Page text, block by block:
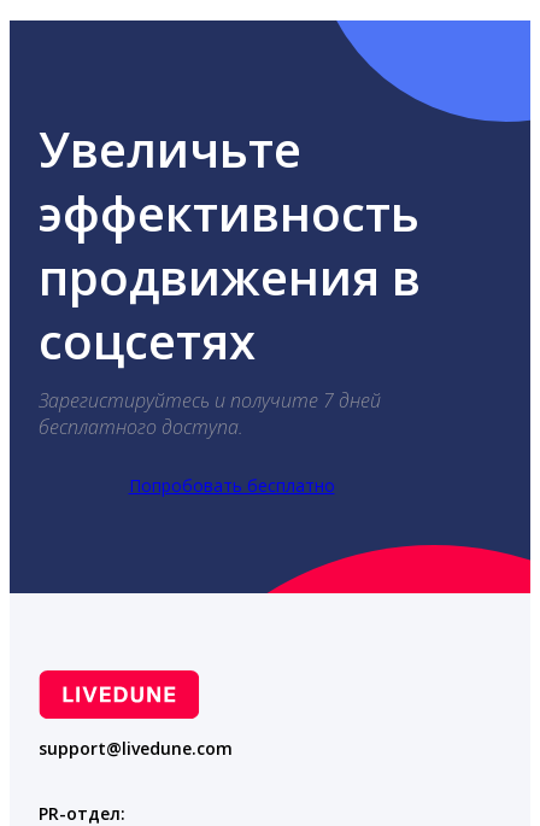
Увеличьте
эффективность
продвижения в
соцсетях
Зарегистируйтесь и получите 7 дней
бесплатного доступа.
Попробовать бесплатно
support@livedune.com
PR-отдел: